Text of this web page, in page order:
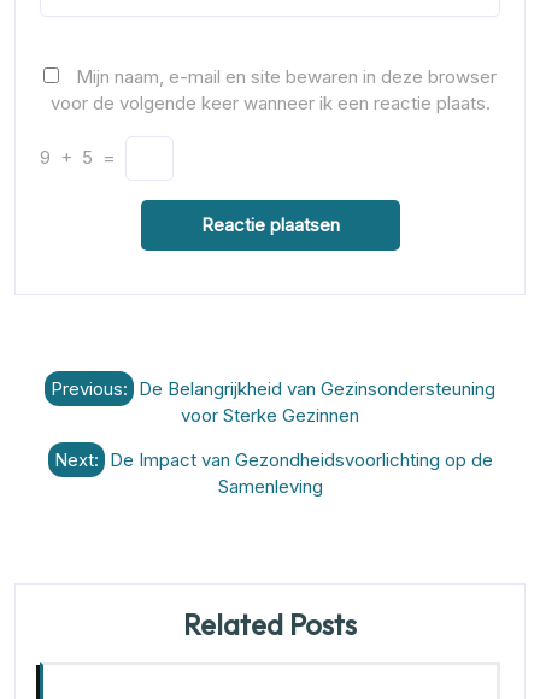
Mijn naam, e-mail en site bewaren in deze browser
voor de volgende keer wanneer ik een reactie plaats.
9 + 5 =
Berichtnavigatie
Previous: De Belangrijkheid van Gezinsondersteuning
voor Sterke Gezinnen
Next: De Impact van Gezondheidsvoorlichting op de
Samenleving
Related Posts